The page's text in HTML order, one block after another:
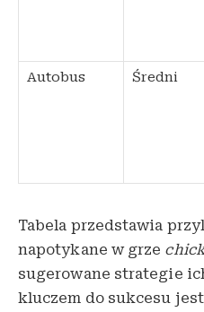
Autobus
Średni
Tabela przedstawia
napotykane w grze
sugerowane strategie
kluczem do sukcesu